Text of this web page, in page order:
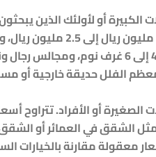
الكبيرة أو لأولئك الذين
تتراوح أسعار الفلل في حي
والمواصفات. غالباً ما تحتوي الفلل على 4
الفلل حديقة خارجية أو
مثل الشقق في العمائر أو
معقولة مقارنة بالخيارات